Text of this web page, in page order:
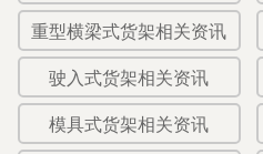
重型横梁式货架相关资讯
驶入式货架相关资讯
模具式货架相关资讯